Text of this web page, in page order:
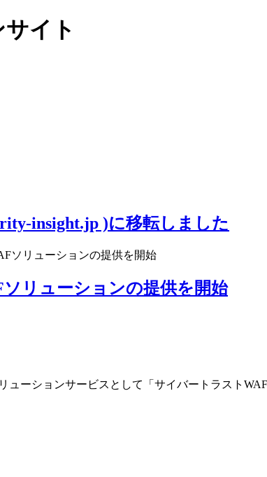
イト
insight.jp )に移転しました
ソリューションの提供を開始
リューションの提供を開始
ーションサービスとして「サイバートラスト